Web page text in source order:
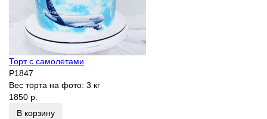
Торт с самолетами
P1847
Вес торта на фото: 3 кг
1850 р.
В корзину